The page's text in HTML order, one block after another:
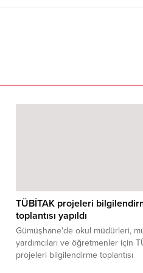
TÜBİTAK projeleri
toplantısı yapıldı
Gümüşhane'de okul müdürleri,
yardımcıları ve öğretmenler için
projeleri bilgilendirme toplantısı